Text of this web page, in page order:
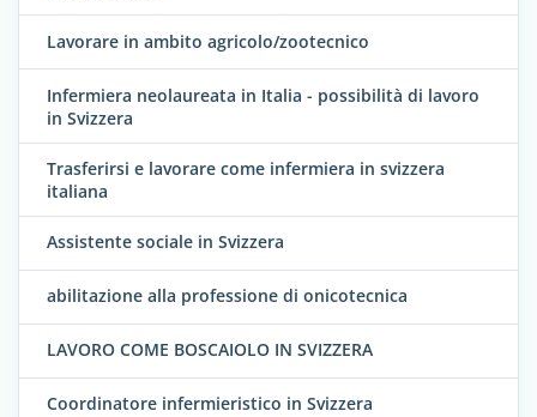
Lavorare in ambito agricolo/zootecnico
Infermiera neolaureata in Italia - possibilità di lavoro
in Svizzera
Trasferirsi e lavorare come infermiera in svizzera
italiana
Assistente sociale in Svizzera
abilitazione alla professione di onicotecnica
LAVORO COME BOSCAIOLO IN SVIZZERA
Coordinatore infermieristico in Svizzera